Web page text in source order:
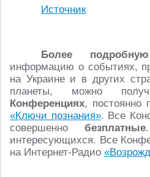
Источник
Более подробную
информацию о событиях,
на Украине и в других
планеты, можно
Конференциях, постоянно
«Ключи познания». Все
совершенно безплатные
интересующихся. Все
на Интернет-Радио